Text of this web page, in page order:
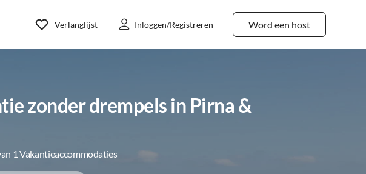
Word een host
Verlanglijst Inloggen/Registreren
zonder drempels in Pirna &
1 Vakantieaccommodaties